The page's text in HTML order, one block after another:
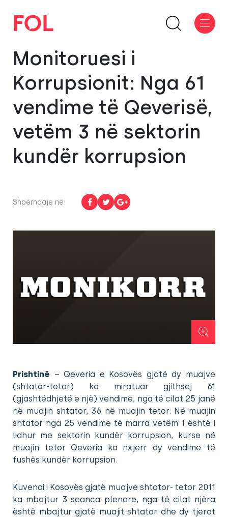
Monitoruesi i
Korrupsionit: Nga 61
vendime të Qeverisë,
vetëm 3 në sektorin
kundër korrupsion
Shpërndaje në:
Prishtinë – Qeveria e Kosovës gjatë dy muajve
(shtator-tetor) ka miratuar gjithsej 61
(gjashtëdhjetë e një) vendime, nga të cilat 25 janë
në muajin shtator, 36 në muajin tetor. Në muajin
shtator nga 25 vendime të marra vetëm 1 është i
lidhur me sektorin kundër korrupsion, kurse në
muajin tetor Qeveria ka nxjerr dy vendime të
fushës kundër korrupsion.
Kuvendi i Kosovës gjatë muajve shtator- tetor 2011
ka mbajtur 3 seanca plenare, nga të cilat njëra
është mbajtur gjatë muajit shtator dhe dy tjerat